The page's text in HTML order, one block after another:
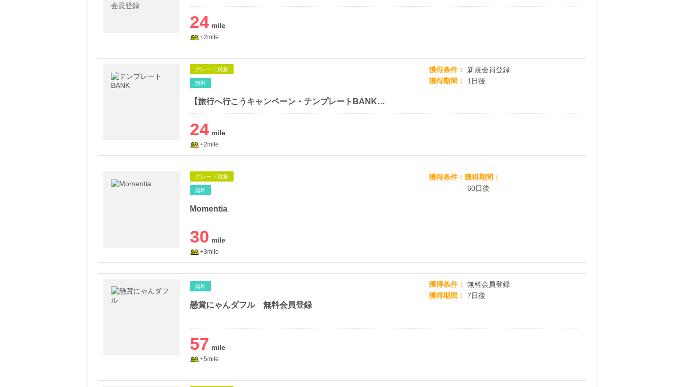
24
+2mile
グレード対象
無料
【旅行へ行こうキャンペーン・テンプレートBANK】新規会員登録プログラム
獲得条件
新規会員登録
獲得期間
1日後
24
+2mile
グレード対象
無料
Momentia
獲得条件
獲得期間
60日後
30
+3mile
無料
懸賞にゃんダフル 無料会員登録
獲得条件
無料会員登録
獲得期間
7日後
57
+5mile